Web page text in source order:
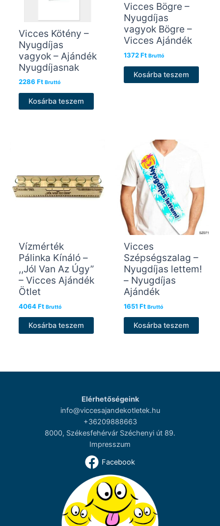
Vicces Kötény –
Nyugdíjas
vagyok – Ajándék
Nyugdíjasnak
2286 Ft Bruttó
Kosárba teszem
Vicces Bögre –
Nyugdíjas
vagyok Bögre –
Vicces Ajándék
1372Ft Bruttó
Kosárba teszem
Vízmérték
Pálinka Kínáló –
,,Jól Van Az Úgy”
– Vicces Ajándék
Ötlet
4064Ft Bruttó
Kosárba teszem
Vicces
Szépségszalag –
Nyugdíjas lettem!
– Nyugdíjas
Ajándék
1651 Ft Bruttó
Kosárba teszem
Elérhetőségeink
info@viccesajandekotletek.hu
+36209888663
8000, Székesfehérvár Széchenyi út 89.
Impresszum
Facebook